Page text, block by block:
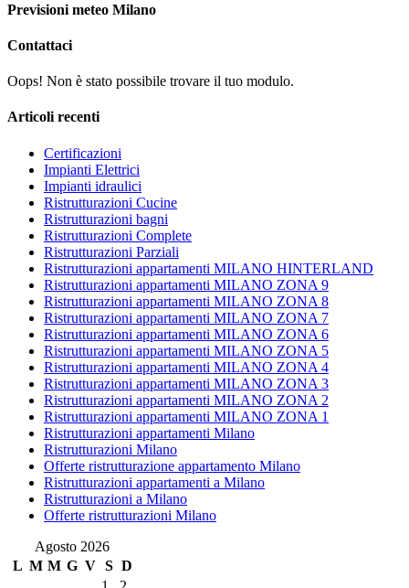
Previsioni meteo Milano
Contattaci
Oops! Non è stato possibile trovare il tuo modulo.
Articoli recenti
Certificazioni
Impianti Elettrici
Impianti idraulici
Ristrutturazioni Cucine
Ristrutturazioni bagni
Ristrutturazioni Complete
Ristrutturazioni Parziali
Ristrutturazioni appartamenti MILANO HINTERLAND
Ristrutturazioni appartamenti MILANO ZONA 9
Ristrutturazioni appartamenti MILANO ZONA 8
Ristrutturazioni appartamenti MILANO ZONA 7
Ristrutturazioni appartamenti MILANO ZONA 6
Ristrutturazioni appartamenti MILANO ZONA 5
Ristrutturazioni appartamenti MILANO ZONA 4
Ristrutturazioni appartamenti MILANO ZONA 3
Ristrutturazioni appartamenti MILANO ZONA 2
Ristrutturazioni appartamenti MILANO ZONA 1
Ristrutturazioni appartamenti Milano
Ristrutturazioni Milano
Offerte ristrutturazione appartamento Milano
Ristrutturazioni appartamenti a Milano
Ristrutturazioni a Milano
Offerte ristrutturazioni Milano
Agosto 2026
L M M G V S D